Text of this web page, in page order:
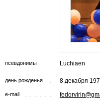
псевдонимы Luchiaen
день рожденья 8 декабря
e-mail